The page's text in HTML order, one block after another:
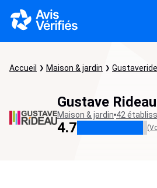
Accueil Maison & jardin
Gustave
Maison & jardin 42
4.7